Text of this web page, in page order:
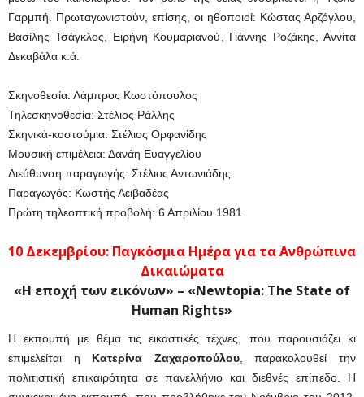
Γαρμπή. Πρωταγωνιστούν, επίσης, οι ηθοποιοί: Κώστας Αρζόγλου,
Βασίλης Τσάγκλος, Ειρήνη Κουμαριανού, Γιάννης Ροζάκης, Αννίτα
Δεκαβάλα κ.ά.
Σκηνοθεσία: Λάμπρος Κωστόπουλος
Τηλεσκηνοθεσία: Στέλιος Ράλλης
Σκηνικά-κοστούμια: Στέλιος Ορφανίδης
Μουσική επιμέλεια: Δανάη Ευαγγελίου
Διεύθυνση παραγωγής: Στέλιος Αντωνιάδης
Παραγωγός: Κωστής Λειβαδέας
Πρώτη τηλεοπτική προβολή: 6 Απριλίου 1981
10 Δεκεμβρίου: Παγκόσμια Ημέρα για τα Ανθρώπινα
Δικαιώματα
«Η εποχή των εικόνων» – «Newtopia: The State of
Human Rights»
Η εκπομπή με θέμα τις εικαστικές τέχνες, που παρουσιάζει κι
επιμελείται η Κατερίνα Ζαχαροπούλου, παρακολουθεί την
πολιτιστική επικαιρότητα σε πανελλήνιο και διεθνές επίπεδο. Η